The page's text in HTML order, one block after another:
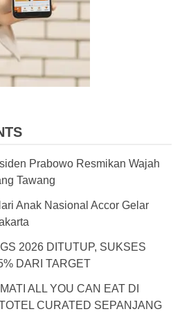
Prabowo Resmikan Wajah
Tawang
Anak Nasional Accor Gelar
2026 DITUTUP, SUKSES
DARI TARGET
ALL YOU CAN EAT DI
CURATED SEPANJANG